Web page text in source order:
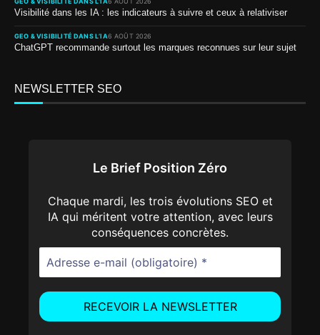
Visibilité dans les IA : les indicateurs à suivre et ceux à relativiser
GEO & VISIBILITÉ DANS L’IA6 AOÛT 2026
ChatGPT recommande surtout les marques reconnues sur leur sujet
NEWSLETTER SEO
Le Brief Position Zéro
Chaque mardi, les trois évolutions SEO et
IA qui méritent votre attention, avec leurs
conséquences concrètes.